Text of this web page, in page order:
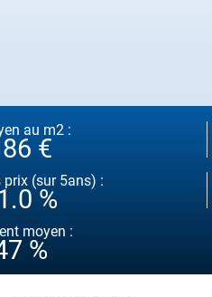
au m2 :
€
prix (sur 5ans) :
%
moyen :
%